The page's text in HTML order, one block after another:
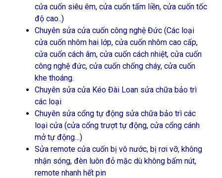
cửa cuốn siêu êm, cửa cuốn tấm liền, cửa cuốn tốc
độ cao..)
Chuyên sửa cửa cuốn công nghệ Đức (Các loại
cửa cuốn nhôm hai lớp, cửa cuốn nhôm cao cấp,
cửa cuốn cách âm, cửa cuốn cách nhiệt, cửa cuốn
công nghệ đức, cửa cuốn chống cháy, cửa cuốn
khe thoáng.
Chuyên sửa cửa Kéo Đài Loan sửa chữa bảo trì
các loại
Chuyên sửa cổng tự động sửa chữa bảo trì các
loại cửa (cửa cổng trượt tự động, cửa cổng cánh
mở tự động…)
Sửa remote cửa cuốn bị vô nước, bị rơi vỡ, không
nhận sóng, đèn luôn đỏ mặc dù không bấm nút,
remote nhanh hết pin